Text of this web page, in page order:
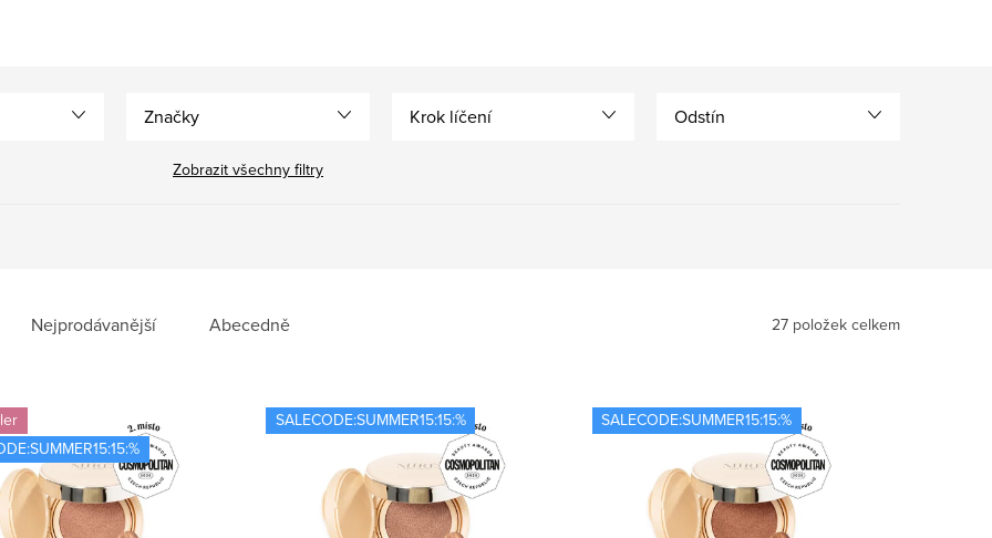
Značky Krok líčení Odstín
Zobrazit všechny filtry
Nejprodávanější Abecedně 27 položek celkem
SALECODE:SUMMER15:15:% SALECODE:SUMMER15:15:%